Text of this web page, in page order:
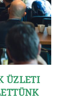
ÜZLETI